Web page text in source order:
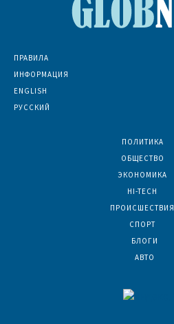
ПРАВИЛА
ИНФОРМАЦИЯ
ENGLISH
РУССКИЙ
ПОЛИТИКА
ОБЩЕСТВО
ЭКОНОМИКА
HI-TECH
ПРОИСШЕСТВИЯ
СПОРТ
БЛОГИ
АВТО